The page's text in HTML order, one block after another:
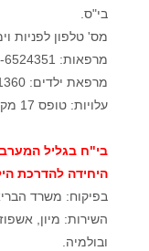
בי"ס.
מס' טלפון לפניות
מרפאות: 04-6524351 מחלקה: 04-6524138
מרפאת ילדים: 04-6521360
עלויות: טופס 17 מקופות אחרות. (מלבד הכללית)
בי"ח בגליל
היחידה להדרכת
בפיקוח: משרד
השירות: מיון,
ובולמיה.